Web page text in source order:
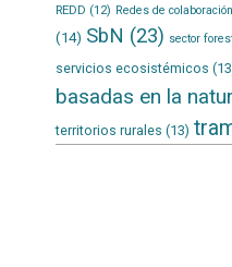
REDD (12) Redes de colaboración
(14) SbN (23) sector
servicios ecosistémicos
basadas en la
territorios rurales (13)